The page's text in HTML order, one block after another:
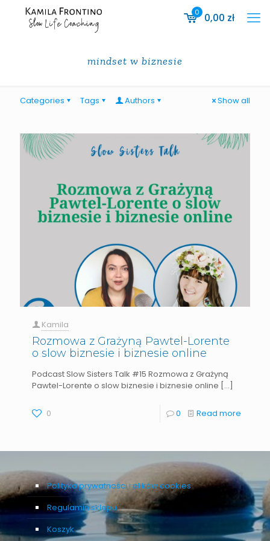
0 0,00 zł
mindset w biznesie
Categories Tags Authors Show all
Kamila
Rozmowa z Grażyną Pawtel-Lorente
o slow biznesie i biznesie online
Podcast Slow Sisters Talk #15 Rozmowa z Grażyną
Pawtel-Lorente o slow biznesie i biznesie online […]
0 0 Read more
Polityka prywatności i plików cookies
Regulamin sklepu
Koszyk